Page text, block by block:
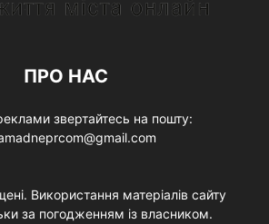
ПРО НАС
звертайтесь на пошту:
Використання матеріалів сайту
за погодженням із власником.